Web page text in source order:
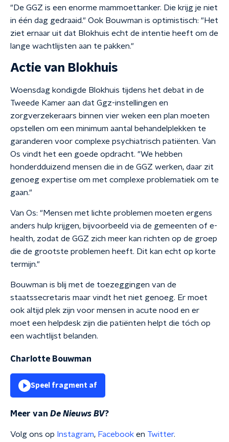
"De GGZ is een enorme mammoettanker. Die krijg je niet
in één dag gedraaid." Ook Bouwman is optimistisch: "Het
ziet ernaar uit dat Blokhuis echt de intentie heeft om de
lange wachtlijsten aan te pakken."
Actie van Blokhuis
Woensdag kondigde Blokhuis tijdens het debat in de
Tweede Kamer aan dat Ggz-instellingen en
zorgverzekeraars binnen vier weken een plan moeten
opstellen om een minimum aantal behandelplekken te
garanderen voor complexe psychiatrisch patiënten. Van
Os vindt het een goede opdracht. "We hebben
honderdduizend mensen die in de GGZ werken, daar zit
genoeg expertise om met complexe problematiek om te
gaan."
Van Os: "Mensen met lichte problemen moeten ergens
anders hulp krijgen, bijvoorbeeld via de gemeenten of e-
health, zodat de GGZ zich meer kan richten op de groep
die de grootste problemen heeft. Dit kan echt op korte
termijn."
Bouwman is blij met de toezeggingen van de
staatssecretaris maar vindt het niet genoeg. Er moet
ook altijd plek zijn voor mensen in acute nood en er
moet een helpdesk zijn die patiënten helpt die tóch op
een wachtlijst belanden.
Charlotte Bouwman
Speel fragment af
Meer van De Nieuws BV?
Volg ons op Instagram, Facebook en Twitter.